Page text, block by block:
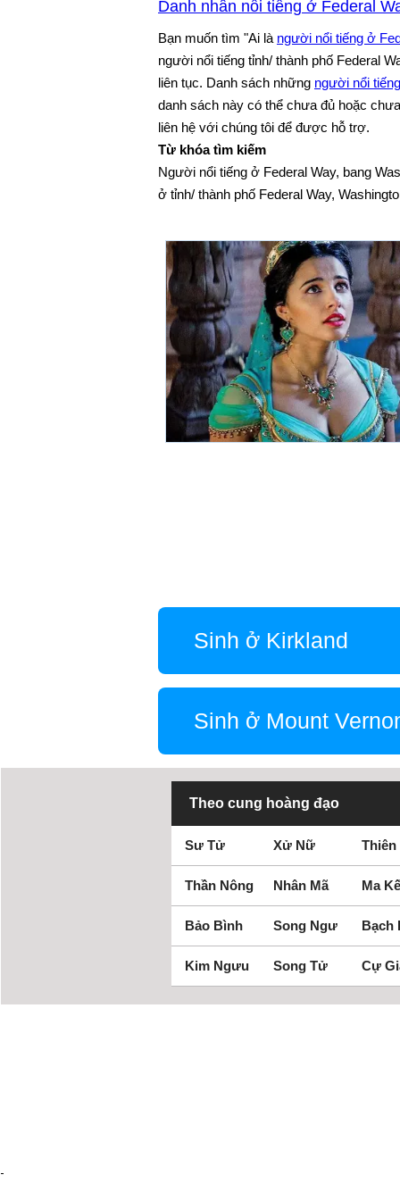
Danh nhân nổi tiếng ở Federal
Bạn muốn tìm "Ai là người nổi tiếng ở
người nổi tiếng tỉnh/ thành phố Federal
liên tục. Danh sách những người nổi
danh sách này có thể chưa đủ hoặc
liên hệ với chúng tôi để được hỗ trợ.
Từ khóa tìm kiếm
Người nổi tiếng ở Federal Way, bang
ở tỉnh/ thành phố Federal Way,
Sinh ở Kirkland
Sinh ở Mount
Theo cung hoàng đạo
Sư Tử Xử Nữ
Thần Nông Nhân Mã Ma
Bảo Bình Song Ngư Bạch
Kim Ngưu Song Tử Cự